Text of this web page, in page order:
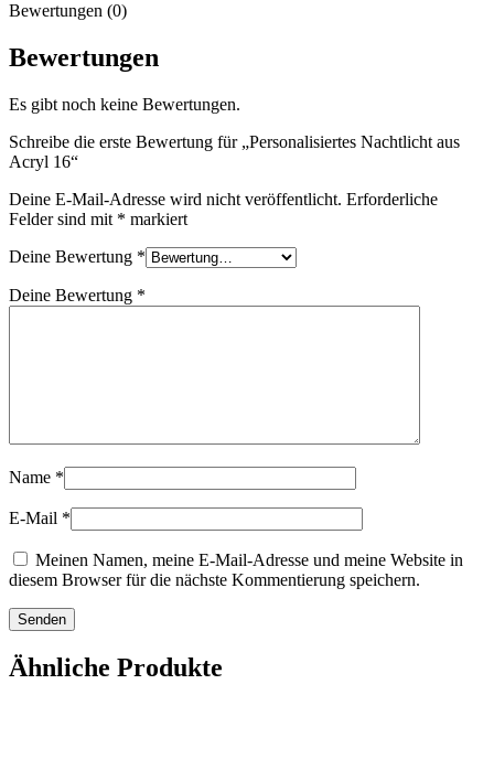
Bewertungen (0)
Bewertungen
Es gibt noch keine Bewertungen.
Schreibe die erste Bewertung für „Personalisiertes Nachtlicht aus
Acryl 16“
Deine E-Mail-Adresse wird nicht veröffentlicht. Erforderliche
Felder sind mit * markiert
Deine Bewertung *
Deine Bewertung *
Name *
E-Mail *
Meinen Namen, meine E-Mail-Adresse und meine Website in
diesem Browser für die nächste Kommentierung speichern.
Ähnliche Produkte